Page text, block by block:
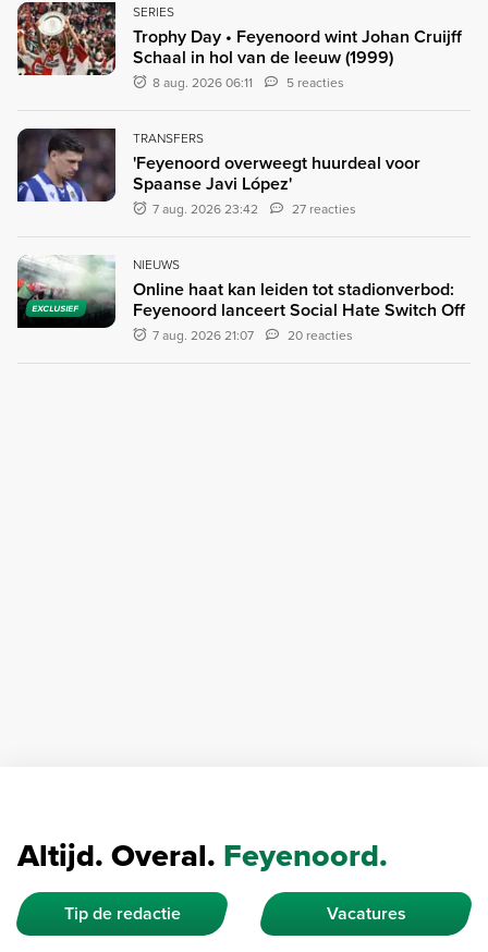
SERIES
Trophy Day • Feyenoord wint Johan Cruijff
Schaal in hol van de leeuw (1999)
8 aug. 2026 06:11 5 reacties
TRANSFERS
'Feyenoord overweegt huurdeal voor
Spaanse Javi López'
7 aug. 2026 23:42 27 reacties
EXCLUSIEF
NIEUWS
Online haat kan leiden tot stadionverbod:
Feyenoord lanceert Social Hate Switch Off
7 aug. 2026 21:07 20 reacties
Altijd. Overal. Feyenoord.
Tip de redactie Vacatures